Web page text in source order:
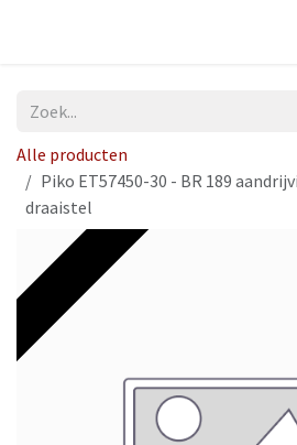
Alle producten
Piko ET57450-30 - BR 189
draaistel
Op voorraad